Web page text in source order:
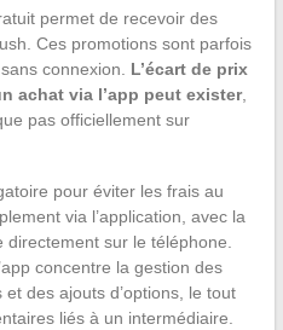
permet de recevoir des
Ces promotions sont parfois
connexion. L’écart de prix
achat via l’app peut exister,
pas officiellement sur
pour éviter les frais au
via l’application, avec la
directement sur le téléphone.
concentre la gestion des
des ajouts d’options, le tout
liés à un intermédiaire.